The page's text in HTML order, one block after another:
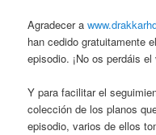
Agradecer a
han cedido gratuitamente
episodio. ¡No os perdáis
Y para facilitar el
colección de los planos
episodio, varios de ellos